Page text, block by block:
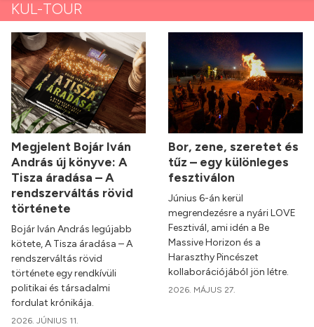
KUL-TOUR
Megjelent Bojár Iván
András új könyve: A
Tisza áradása – A
rendszerváltás rövid
története
Bojár Iván András legújabb
kötete, A Tisza áradása – A
rendszerváltás rövid
története egy rendkívüli
politikai és társadalmi
fordulat krónikája.
2026. JÚNIUS 11.
Bor, zene, szeretet és
tűz – egy különleges
fesztiválon
Június 6-án kerül
megrendezésre a nyári LOVE
Fesztivál, ami idén a Be
Massive Horizon és a
Haraszthy Pincészet
kollaborációjából jön létre.
2026. MÁJUS 27.